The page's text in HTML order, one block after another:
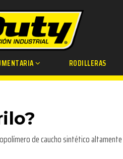
RODILLERAS
de caucho sintético